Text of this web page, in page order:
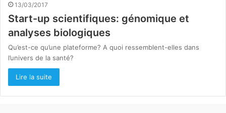
13/03/2017
Start-up scientifiques: génomique et
analyses biologiques
Qu’est-ce qu’une plateforme? A quoi ressemblent-elles dans
l’univers de la santé?
Lire la suite